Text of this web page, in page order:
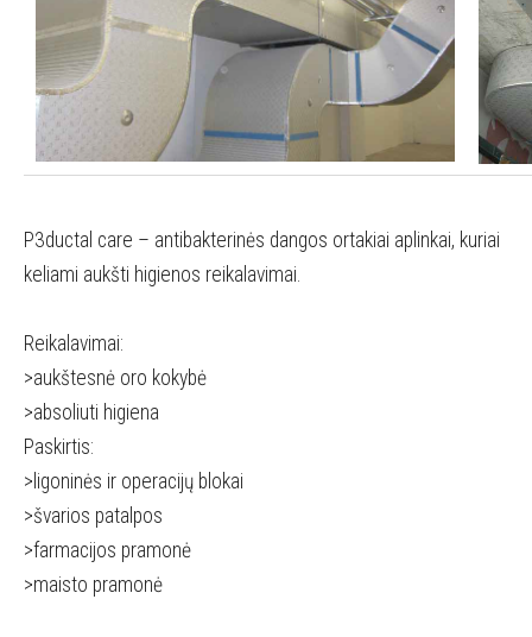
P3ductal care – antibakterinės dangos ortakiai aplinkai, kuriai
keliami aukšti higienos reikalavimai.
Reikalavimai:
>aukštesnė oro kokybė
>absoliuti higiena
Paskirtis:
>ligoninės ir operacijų blokai
>švarios patalpos
>farmacijos pramonė
>maisto pramonė